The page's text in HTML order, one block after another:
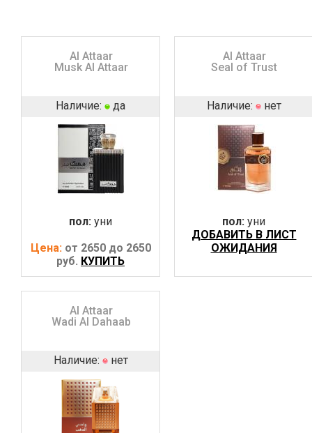
Al Attaar
Musk Al Attaar
Наличие: да
пол: уни
Цена: от 2650 до 2650
руб. КУПИТЬ
Al Attaar
Seal of Trust
Наличие: нет
пол: уни
ДОБАВИТЬ В ЛИСТ
ОЖИДАНИЯ
Al Attaar
Wadi Al Dahaab
Наличие: нет